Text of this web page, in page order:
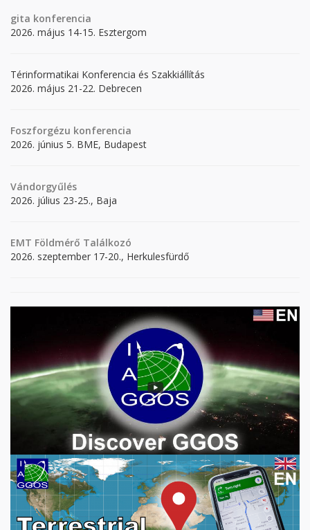
gita konferencia
2026. május 14-15. Esztergom
Térinformatikai Konferencia és Szakkiállítás
2026. május 21-22. Debrecen
Foszforgézu konferencia
2026. június 5. BME, Budapest
Vándorgyűlés
2026. július 23-25., Baja
EMT Földmérő Találkozó
2026. szeptember 17-20., Herkulesfürdő